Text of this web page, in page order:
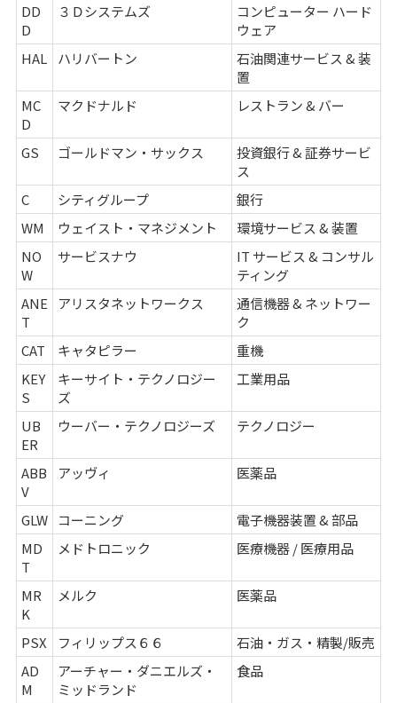
DD
D
３Ｄシステムズ
コンピューター ハード
ウェア
HAL
ハリバートン
石油関連サービス & 装
置
MC
D
マクドナルド レストラン & バー
GS ゴールドマン・サックス
投資銀行 & 証券サービ
ス
C
シティグループ
銀行
WM
ウェイスト・マネジメント
環境サービス & 装置
NO
W
サービスナウ
IT サービス & コンサル
ティング
ANE
T
アリスタネットワークス
通信機器 & ネットワー
ク
CAT
キャタピラー
重機
KEY
S
キーサイト・テクノロジー
ズ
工業用品
UB
ER
ウーバー・テクノロジーズ テクノロジー
ABB
V
アッヴィ 医薬品
GLW コーニング
電子機器装置 & 部品
MD
T
メドトロニック 医療機器 / 医療用品
MR
K
メルク 医薬品
PSX フィリップス６６
石油・ガス・精製/販売
AD
M
アーチャー・ダニエルズ・
ミッドランド
食品